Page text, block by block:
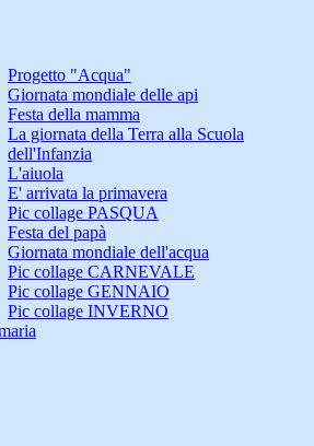
Progetto "Acqua"
Giornata mondiale delle api
Festa della mamma
La giornata della Terra alla Scuola
dell'Infanzia
L'aiuola
E' arrivata la primavera
Pic collage PASQUA
Festa del papà
Giornata mondiale dell'acqua
Pic collage CARNEVALE
Pic collage GENNAIO
Pic collage INVERNO